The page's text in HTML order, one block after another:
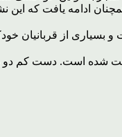
ادامه یافت که این
دارد؛ بعد از اینکه در سال 2016 یک روزنامه
شده است. دست کم